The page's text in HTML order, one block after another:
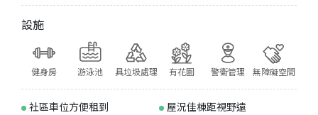
設施
健身房 游泳池 具垃圾處理 有花園 警衛管理 無障礙空間
社區車位方便租到
屋況佳棟距視野遠